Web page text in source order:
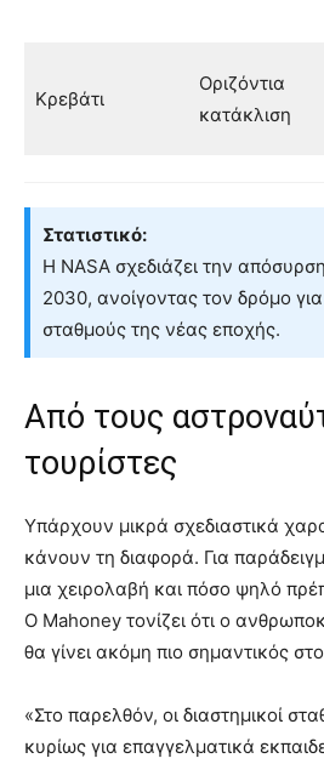
Κρεβάτι
Οριζόντια
κατάκλιση
Στατιστικό:
Η NASA σχεδιάζει την
2030, ανοίγοντας τον δρόμο
σταθμούς της νέας εποχής.
Από τους
τουρίστες
Υπάρχουν μικρά σχεδιαστικά
κάνουν τη διαφορά. Για
μια χειρολαβή και πόσο ψηλό
Ο Mahoney τονίζει ότι ο
θα γίνει ακόμη πιο σημαντικός
«Στο παρελθόν, οι διαστημικοί
κυρίως για επαγγελματικά